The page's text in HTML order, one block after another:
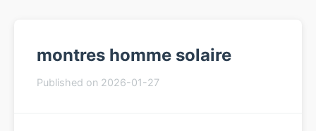
montres homme solaire
Published on 2026-01-27